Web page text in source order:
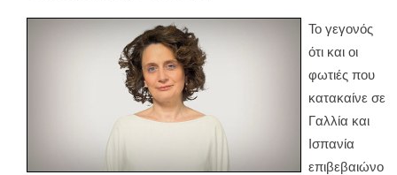
Το γεγονός
ότι και οι
φωτιές που
κατακαίνε σε
Γαλλία και
Ισπανία
επιβεβαιώνο